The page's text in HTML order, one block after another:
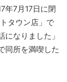
年7月17日に閉
タウン店」で
なりました」
同所を満喫した